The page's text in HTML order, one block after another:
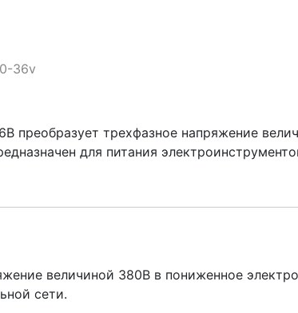
36v
преобразует трехфазное напряжение
для питания
величиной 380В в пониженное
сети.